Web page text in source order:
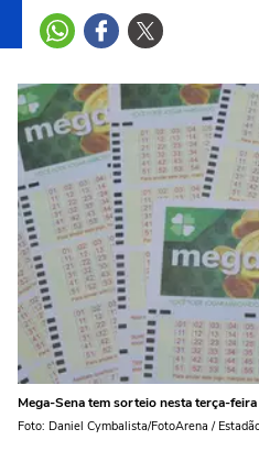
Mega-Sena tem sorteio nesta terça-feira
Foto: Daniel Cymbalista/FotoArena /